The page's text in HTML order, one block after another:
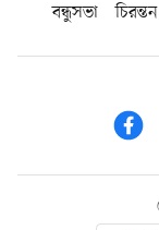
বন্ধুসভা